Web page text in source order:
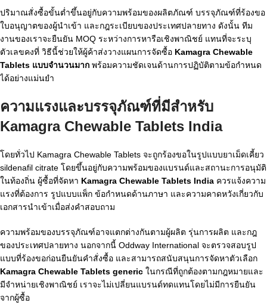
ปริมาณสั่งซื้อขั้นต่ำขึ้นอยู่กับความพร้อมของผลิตภัณฑ์ บรรจุภัณฑ์ที่ร้องขอ
ใบอนุญาตของผู้นำเข้า และกฎระเบียบของประเทศปลายทาง ดังนั้น ทีม
งานของเราจะยืนยัน MOQ ระหว่างการหารือเชิงพาณิชย์ แทนที่จะระบุ
ตัวเลขคงที่ วิธีนี้ช่วยให้ผู้ค้าส่งวางแผนการจัดซื้อ Kamagra Chewable
Tablets แบบจำนวนมาก พร้อมความชัดเจนด้านการปฏิบัติตามข้อกำหนด
ได้อย่างแม่นยำ
ความแรงและบรรจุภัณฑ์ที่มีสำหรับ
Kamagra Chewable Tablets India
โดยทั่วไป Kamagra Chewable Tablets จะถูกร้องขอในรูปแบบยาเม็ดเคี้ยว
sildenafil citrate โดยขึ้นอยู่กับความพร้อมของแบรนด์และสถานะการอนุมัติ
ในท้องถิ่น ผู้ซื้อที่จัดหา Kamagra Chewable Tablets India ควรแจ้งความ
แรงที่ต้องการ รูปแบบแพ็ก ข้อกำหนดด้านภาษา และความคาดหวังเกี่ยวกับ
เอกสารนำเข้าเมื่อส่งคำสอบถาม
ความพร้อมของบรรจุภัณฑ์อาจแตกต่างกันตามผู้ผลิต รุ่นการผลิต และกฎ
ของประเทศปลายทาง นอกจากนี้ Oddway International จะตรวจสอบรูป
แบบที่ร้องขอก่อนยืนยันคำสั่งซื้อ และสามารถสนับสนุนการจัดหาตัวเลือก
Kamagra Chewable Tablets generic ในกรณีที่ถูกต้องตามกฎหมายและ
มีจำหน่ายเชิงพาณิชย์ เราจะไม่เปลี่ยนแบรนด์ทดแทนโดยไม่มีการยืนยัน
จากผู้ซื้อ